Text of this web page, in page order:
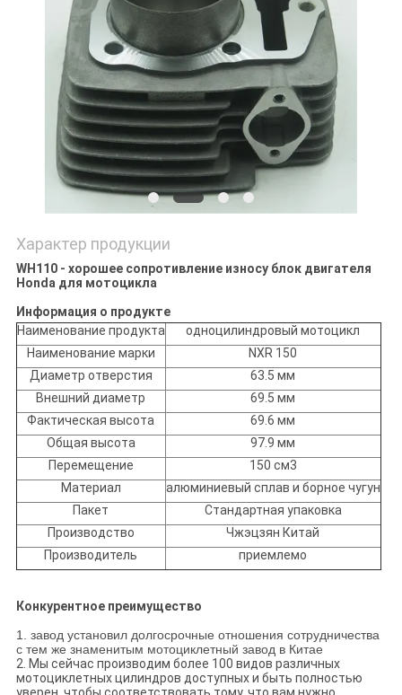
Характер продукции
WH110 - хорошее сопротивление износу блок двигателя
Honda для мотоцикла
Информация о продукте
Наименование продукта
одноцилиндровый мотоцикл
Наименование марки
NXR 150
Диаметр отверстия
63.5 мм
Внешний диаметр
69.5 мм
Фактическая высота
69.6 мм
Общая высота
97.9 мм
Перемещение
150 см3
Материал
алюминиевый сплав и борное чугун
Пакет
Стандартная упаковка
Производство
Чжэцзян Китай
Производитель
приемлемо
Конкурентное преимущество
1. завод установил долгосрочные отношения сотрудничества
с тем же знаменитым мотоциклетный завод в Китае
2. Мы сейчас производим более 100 видов различных
мотоциклетных цилиндров доступных и быть полностью